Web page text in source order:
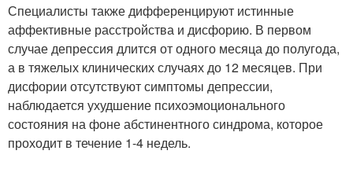
Специалисты также дифференцируют истинные
аффективные расстройства и дисфорию. В первом
случае депрессия длится от одного месяца до полугода,
а в тяжелых клинических случаях до 12 месяцев. При
дисфории отсутствуют симптомы депрессии,
наблюдается ухудшение психоэмоционального
состояния на фоне абстинентного синдрома, которое
проходит в течение 1-4 недель.